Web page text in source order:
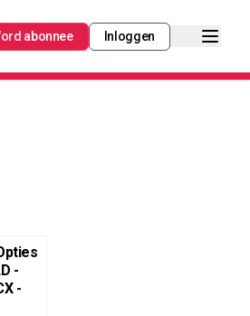
Word abonnee Inloggen
-
-